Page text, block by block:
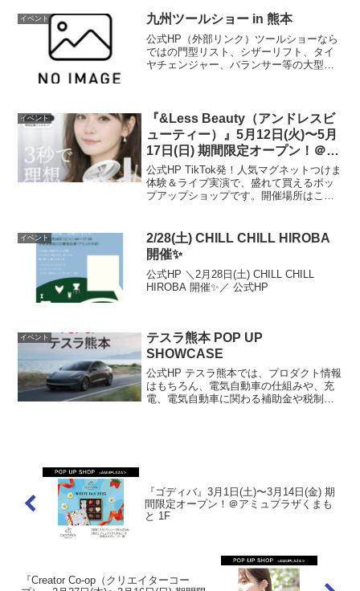
公式HP
イベント 九州ツールショー in 熊本
公式HP（外部リンク）ツールショーなら
ではの門型リスト、シザーリフト、タイ
ヤチェンジャー、バランサー等の大型機
ニングマシーンのデ...
イベント
『&Less Beauty（アンドレスビ
ューティー）』5月12日(火)〜5月
17日(日) 期間限定オープン！＠ア
ミュプラザくまもと 3F
公式HP TikTok発！人気マグネットつけま
体験＆ライブ実演で、盛れて買えるポッ
プアップショップです。開催場所はこち
イベント
2/28(土) CHILL CHILL HIROBA
開催✨
公式HP ＼2月28日(土) CHILL CHILL
HIROBA 開催✨／ 公式HP
イベント
テスラ熊本 POP UP
SHOWCASE
公式HP テスラ熊本では、プロダクト情報
はもちろん、電気自動車の仕組みや、充
電、電気自動車に関わる補助金や税制な
『ゴディバ』3月1日(土)〜3月14日(金) 期
間限定オープン！＠アミュプラザくまも
と 1F
『Creator Co-op（クリエイターコー